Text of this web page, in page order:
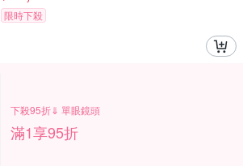
限時下殺
下殺95折⇓ 單眼鏡頭
滿1享95折